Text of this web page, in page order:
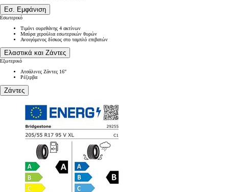
Εσ. Εμφάνιση
Εσωτερικό
Τιμόνι ουρεθάνης 4 ακτίνων
Μαύρα χερούλια εσωτερικών θυρών
Ανοιγόμενος δίσκος στο ταμπλό επιβατών
Ελαστικά και Ζάντες
Εξωτερικό
Ατσάλινες Ζάντες 16"
Ρέζερβα
Ζάντες